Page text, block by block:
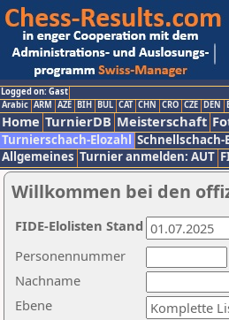
Logged on: Gast
Arabic ARM AZE BIH BUL CAT CHN CRO CZE DEN
Home TurnierDB Meisterschaft
Turnierschach-Elozahl Schnellschach-
Allgemeines Turnier anmelden: AUT
Willkommen bei den
Nachname
Ebene
Personennummer
FIDE-Elolisten Stand